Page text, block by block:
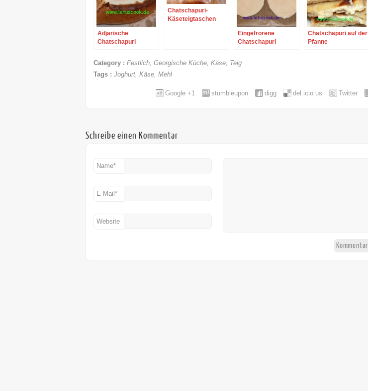
Adjarische
Chatschapuri
Chatschapuri-
Käseteigtaschen
Eingefrorene
Chatschapuri
Chatschapuri auf der
Pfanne
Category : Festlich, Georgische Küche, Käse, Teig
Tags : Joghurt, Käse, Mehl
Twitter
del.icio.us
digg
stumbleupon
Google +1
Schreibe einen Kommentar
Name*
E-Mail *
Website